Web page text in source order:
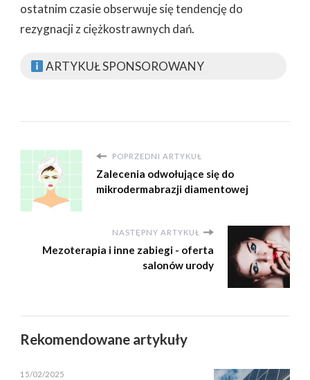
ostatnim czasie obserwuje się tendencję do
rezygnacji z ciężkostrawnych dań.
ARTYKUŁ SPONSOROWANY
POPRZEDNI ARTYKUŁ
Zalecenia odwołujące się do
mikrodermabrazji diamentowej
NASTĘPNY ARTYKUŁ
Mezoterapia i inne zabiegi - oferta
salonów urody
Rekomendowane artykuły
15/02/2025